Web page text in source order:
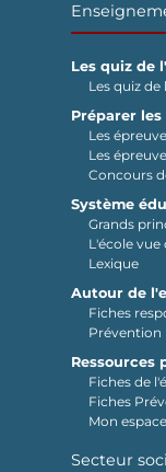
Les quiz de
Les quiz
Préparer
Les
Les
Concours
Système
Grands
L'école
Lexique
Autour de
Fiches
Prévention
Ressources
Fiches de
Fiches
Mon
Secteur